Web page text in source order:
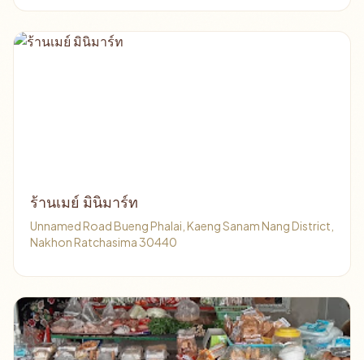
ร้านเมย์ มินิมาร์ท
Unnamed Road Bueng Phalai, Kaeng Sanam Nang District,
Nakhon Ratchasima 30440